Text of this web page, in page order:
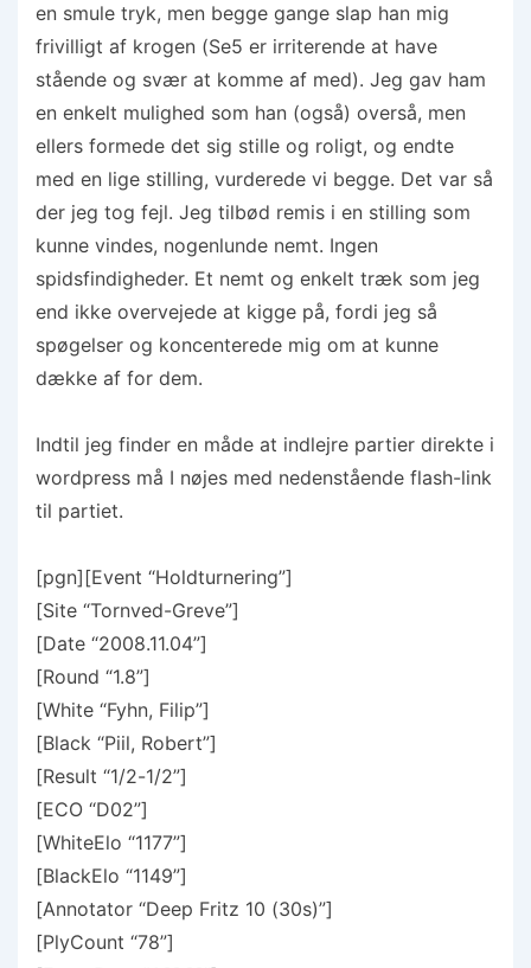
en smule tryk, men begge gange slap han mig
frivilligt af krogen (Se5 er irriterende at have
stående og svær at komme af med). Jeg gav ham
en enkelt mulighed som han (også) overså, men
ellers formede det sig stille og roligt, og endte
med en lige stilling, vurderede vi begge. Det var så
der jeg tog fejl. Jeg tilbød remis i en stilling som
kunne vindes, nogenlunde nemt. Ingen
spidsfindigheder. Et nemt og enkelt træk som jeg
end ikke overvejede at kigge på, fordi jeg så
spøgelser og koncenterede mig om at kunne
dække af for dem.
Indtil jeg finder en måde at indlejre partier direkte i
wordpress må I nøjes med nedenstående flash-link
til partiet.
[pgn][Event “Holdturnering”]
[Site “Tornved-Greve”]
[Date “2008.11.04”]
[Round “1.8”]
[White “Fyhn, Filip”]
[Black “Piil, Robert”]
[Result “1/2-1/2”]
[ECO “D02”]
[WhiteElo “1177”]
[BlackElo “1149”]
[Annotator “Deep Fritz 10 (30s)”]
[PlyCount “78”]